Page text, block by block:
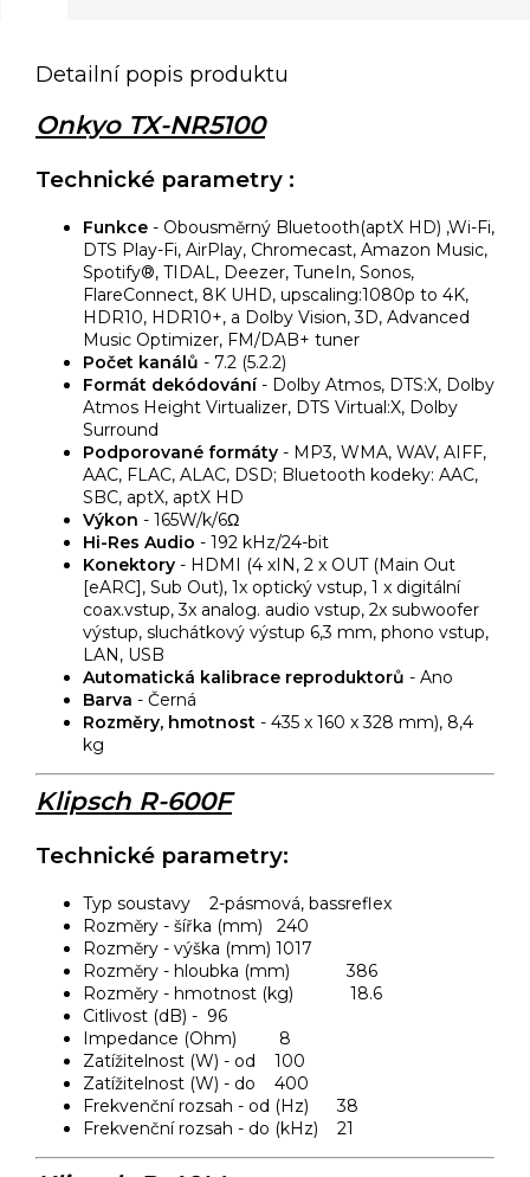
Detailní popis produktu
Onkyo TX-NR5100
Technické parametry :
Funkce - Obousměrný Bluetooth(aptX HD) ,Wi-Fi,
DTS Play-Fi, AirPlay, Chromecast, Amazon Music,
Spotify®, TIDAL, Deezer, TuneIn, Sonos,
FlareConnect, 8K UHD, upscaling:1080p to 4K,
HDR10, HDR10+, a Dolby Vision, 3D, Advanced
Music Optimizer, FM/DAB+ tuner
Počet kanálů - 7.2 (5.2.2)
Formát dekódování- Dolby Atmos, DTS:X, Dolby
Atmos Height Virtualizer, DTS Virtual:X, Dolby
Surround
Podporované formáty - MP3, WMA, WAV, AIFF,
AAC, FLAC, ALAC, DSD; Bluetooth kodeky: AAC,
SBC, aptX, aptX HD
Výkon - 165W/k/6Ω
Hi-Res Audio - 192 kHz/24-bit
Konektory - HDMI (4 xIN, 2 x OUT (Main Out
[eARC], Sub Out), 1x optický vstup, 1 x digitální
coax.vstup, 3x analog. audio vstup, 2x subwoofer
výstup, sluchátkový výstup 6,3 mm, phono vstup,
LAN, USB
Automatická kalibrace reproduktorů - Ano
Barva - Černá
Rozměry, hmotnost - 435 x 160 x 328 mm), 8,4
kg
Klipsch R-600F
Technické parametry:
Typ soustavy 2-pásmová, bassreflex
Rozměry - šířka (mm) 240
Rozměry - výška (mm) 1017
Rozměry - hloubka (mm) 386
Rozměry - hmotnost (kg) 18.6
Citlivost (dB) - 96
Impedance (Ohm) 8
Zatížitelnost (W) - od 100
Zatížitelnost (W) - do 400
Frekvenční rozsah - od (Hz) 38
Frekvenční rozsah - do (kHz) 21